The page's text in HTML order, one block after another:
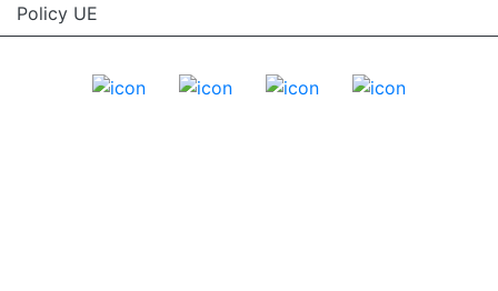
Policy UE